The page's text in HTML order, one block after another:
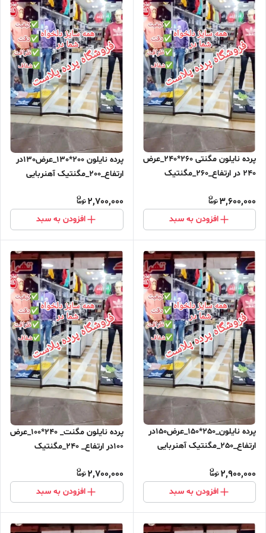
پرده نایلون مگنتی 260*240_عرض
240 در ارتفاع_260_مگنتیک
3,600,000
افزودن به سبد
پرده نایلون 200*130_عرض130در
ارتفاع_200_مگنتیک آهنربایی
2,700,000
افزودن به سبد
پرده نایلون_250*150_عرض150در
ارتفاع_250_مگنتیک آهنربایی
2,900,000
افزودن به سبد
پرده نایلون مگنت_ 240*100_عرض
100در ارتفاع_ 240_مگنتیک
2,700,000
افزودن به سبد